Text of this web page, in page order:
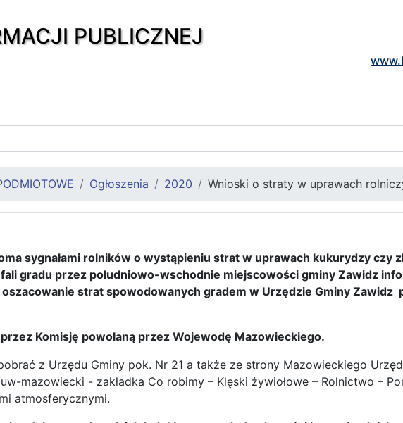
PUBLICZNEJ
Ogłoszenia 2020 Wnioski o straty w uprawach
sygnałami rolników o wystąpieniu strat w uprawach kukurydzy czy
gradu przez południowo-wschodnie miejscowości gminy Zawidz
oszacowanie strat spowodowanych gradem w Urzędzie Gminy
Komisję powołaną przez Wojewodę Mazowieckiego.
z Urzędu Gminy pok. Nr 21 a także ze strony Mazowieckiego
mazowiecki - zakładka Co robimy – Klęski żywiołowe – Rolnictwo –
atmosferycznymi.